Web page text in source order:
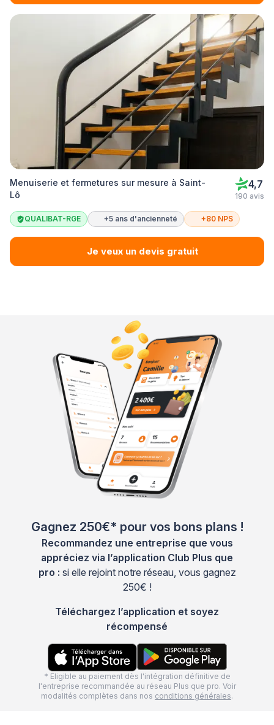
Menuiserie et fermetures sur mesure à Saint-
Lô
4,7
190 avis
QUALIBAT-RGE +5 ans d'ancienneté +80 NPS
Je veux un devis gratuit
Gagnez 250€* pour vos bons plans !
Recommandez une entreprise que vous
appréciez via l’application Club Plus que
pro : si elle rejoint notre réseau, vous gagnez
250€ !
Téléchargez l’application et soyez
récompensé
* Eligible au paiement dès l'intégration définitive de
l'entreprise recommandée au réseau Plus que pro. Voir
modalités complètes dans nos conditions générales.